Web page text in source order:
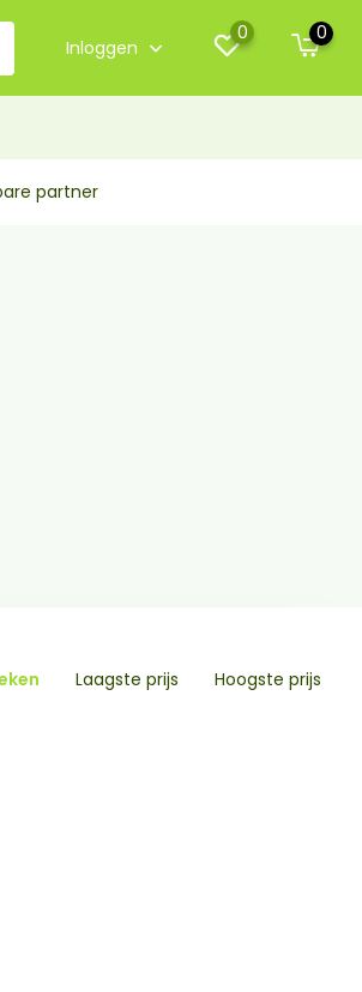
Inloggen
0 0
partner
Laagste prijs Hoogste prijs